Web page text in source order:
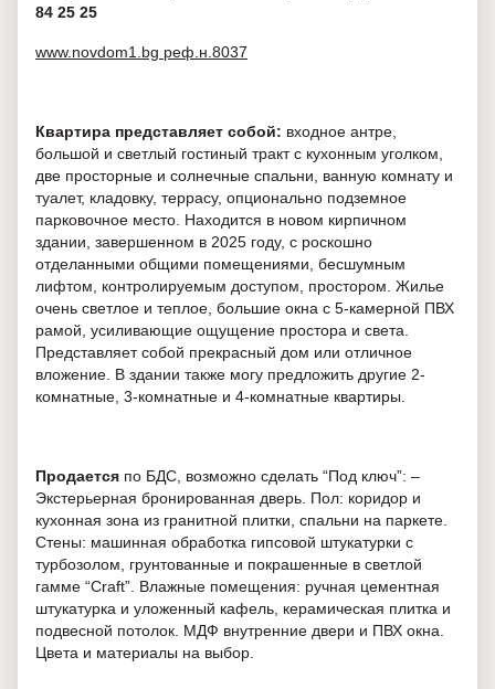
84 25 25
www.novdom1.bg реф.н.8037
Квартира представляет собой: входное антре,
большой и светлый гостиный тракт с кухонным уголком,
две просторные и солнечные спальни, ванную комнату и
туалет, кладовку, террасу, опционально подземное
парковочное место. Находится в новом кирпичном
здании, завершенном в 2025 году, с роскошно
отделанными общими помещениями, бесшумным
лифтом, контролируемым доступом, простором. Жилье
очень светлое и теплое, большие окна с 5-камерной ПВХ
рамой, усиливающие ощущение простора и света.
Представляет собой прекрасный дом или отличное
вложение. В здании также могу предложить другие 2-
комнатные, 3-комнатные и 4-комнатные квартиры.
Продается по БДС, возможно сделать “Под ключ”: –
Экстерьерная бронированная дверь. Пол: коридор и
кухонная зона из гранитной плитки, спальни на паркете.
Стены: машинная обработка гипсовой штукатурки с
турбозолом, грунтованные и покрашенные в светлой
гамме “Craft”. Влажные помещения: ручная цементная
штукатурка и уложенный кафель, керамическая плитка и
подвесной потолок. МДФ внутренние двери и ПВХ окна.
Цвета и материалы на выбор.